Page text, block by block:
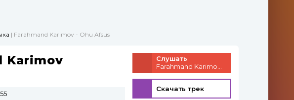
| Farahmand Karimov - Ohu Afsus
Karimov
Слушать
Скачать трек